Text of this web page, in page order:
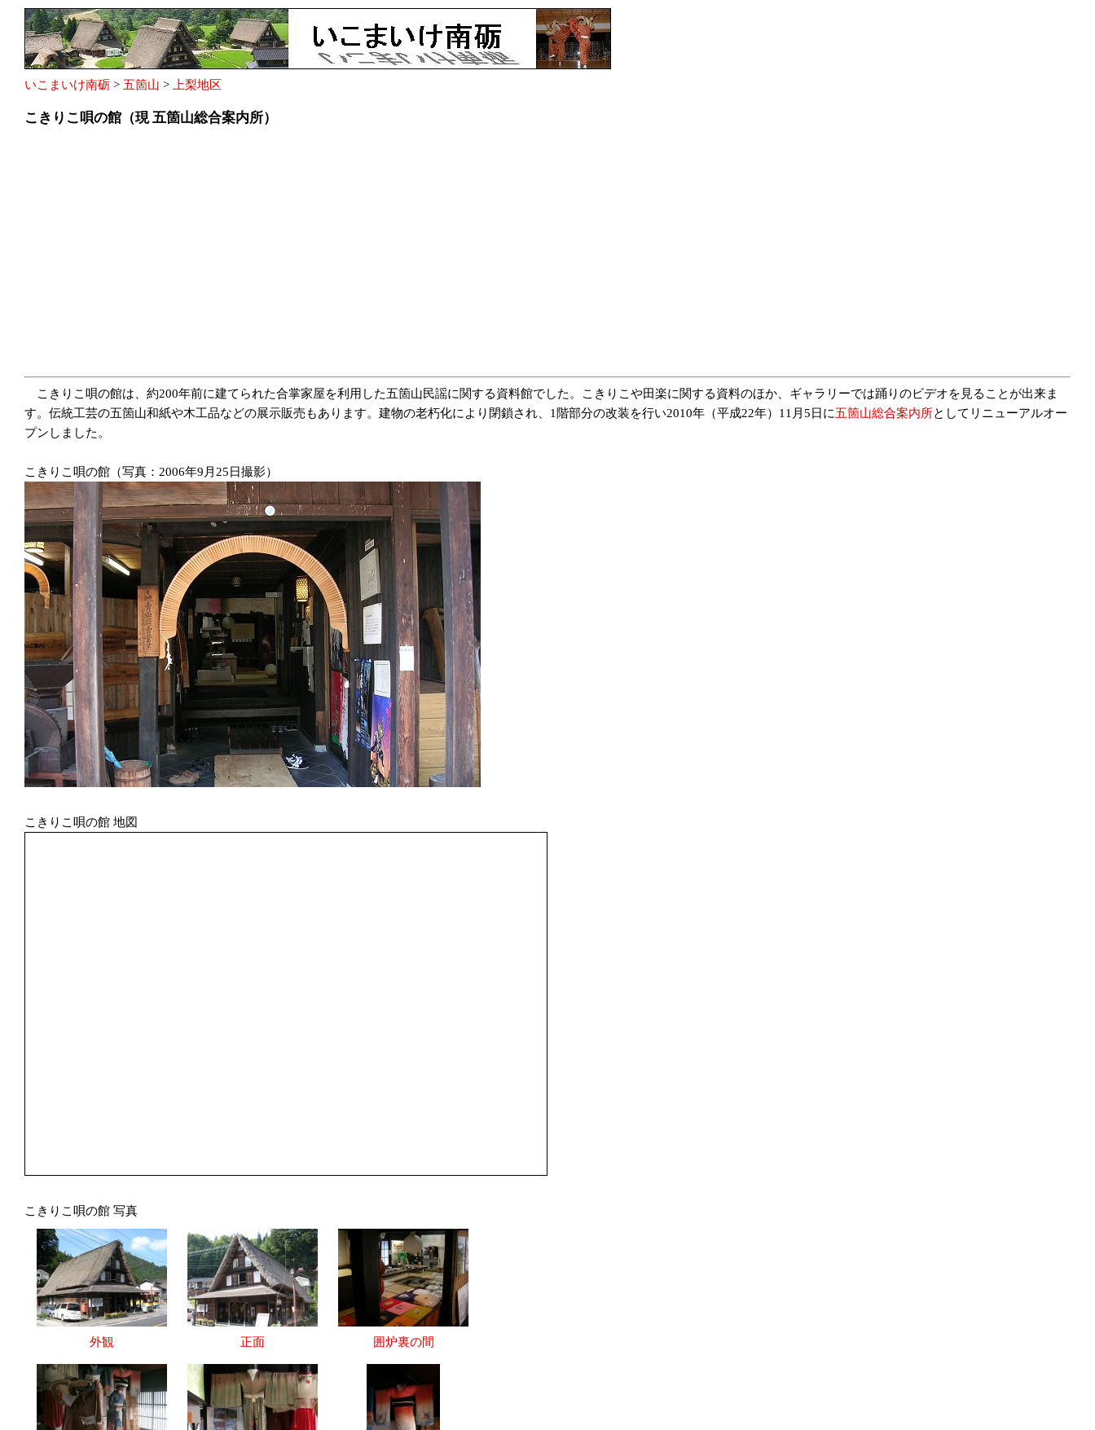
いこまいけ南砺 > 五箇山 > 上梨地区
こきりこ唄の館（現 五箇山総合案内所）
こきりこ唄の館は、約200年前に建てられた合掌家屋を利用した五箇山民謡に関する資料館でした。こきりこや田楽に関する資料のほか、ギャラリーでは踊りのビデオを見ることが出来ま
す。伝統工芸の五箇山和紙や木工品などの展示販売もあります。建物の老朽化により閉鎖され、1階部分の改装を行い2010年（平成22年）11月5日に五箇山総合案内所としてリニューアルオー
プンしました。
こきりこ唄の館（写真：2006年9月25日撮影）
こきりこ唄の館 地図
こきりこ唄の館 写真
外観 正面 囲炉裏の間